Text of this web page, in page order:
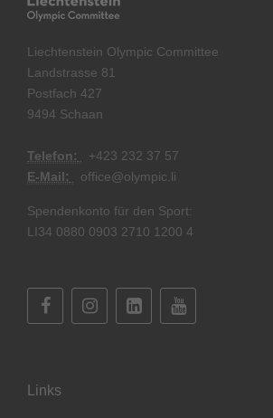
Liechtenstein Olympic Committee
Landstrasse 81
Postfach 427
9494 Schaan
Telefon: +423 232 37 57
E-Mail:
office@olympic.li
Spendenkonto für den Sport:
LI34 0880 0903 2710 1200 4
Links